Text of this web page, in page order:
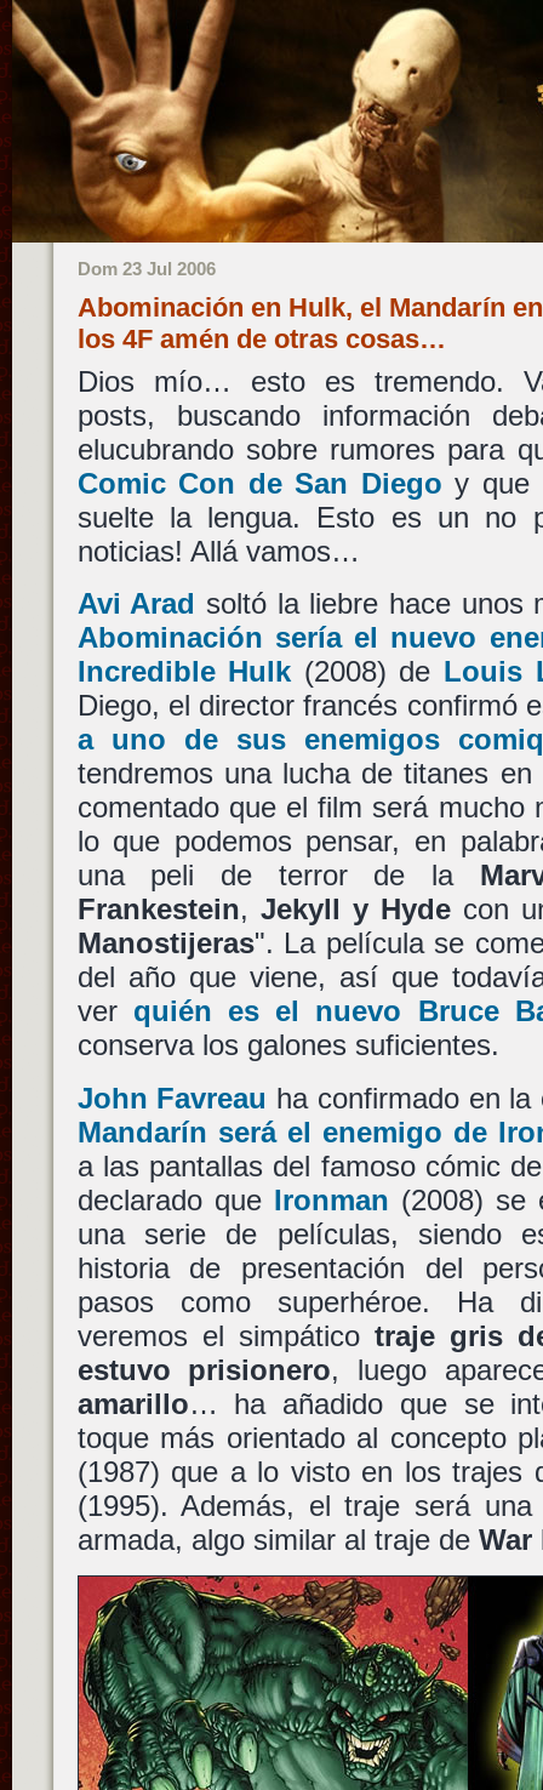
Dom 23 Jul 2006
Abominación en Hulk, el Mandarín
los 4F amén de otras cosas…
Dios mío… esto es tremendo.
posts, buscando información
elucubrando sobre rumores para
Comic Con de San Diego y que
suelte la lengua. Esto es un no
noticias! Allá vamos…
Avi Arad soltó la liebre hace unos
Abominación sería el nuevo
Incredible Hulk (2008) de Louis
Diego, el director francés
a uno de sus enemigos
tendremos una lucha de titanes
comentado que el film será mucho
lo que podemos pensar, en
una peli de terror de la
Frankestein, Jekyll y Hydecon
Manostijeras". La película se
del año que viene, así que
ver quién es el nuevo Bruce
conserva los galones suficientes.
John Favreau ha confirmado en
Mandarín será el enemigo de
a las pantallas del famoso cómic
declarado que Ironman (2008) se
una serie de películas, siendo
historia de presentación del
pasos como superhéroe. Ha
veremos el simpático traje gris
estuvo prisionero, luego
amarillo… ha añadido que se
toque más orientado al concepto
(1987) que a lo visto en los trajes
(1995). Además, el traje será
armada, algo similar al traje de War